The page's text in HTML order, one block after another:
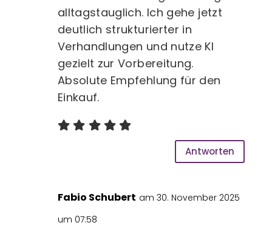
alltagstauglich. Ich gehe jetzt
deutlich strukturierter in
Verhandlungen und nutze KI
gezielt zur Vorbereitung.
Absolute Empfehlung für den
Einkauf.
Antworten
Fabio Schubert am 30. November 2025
um 07:58